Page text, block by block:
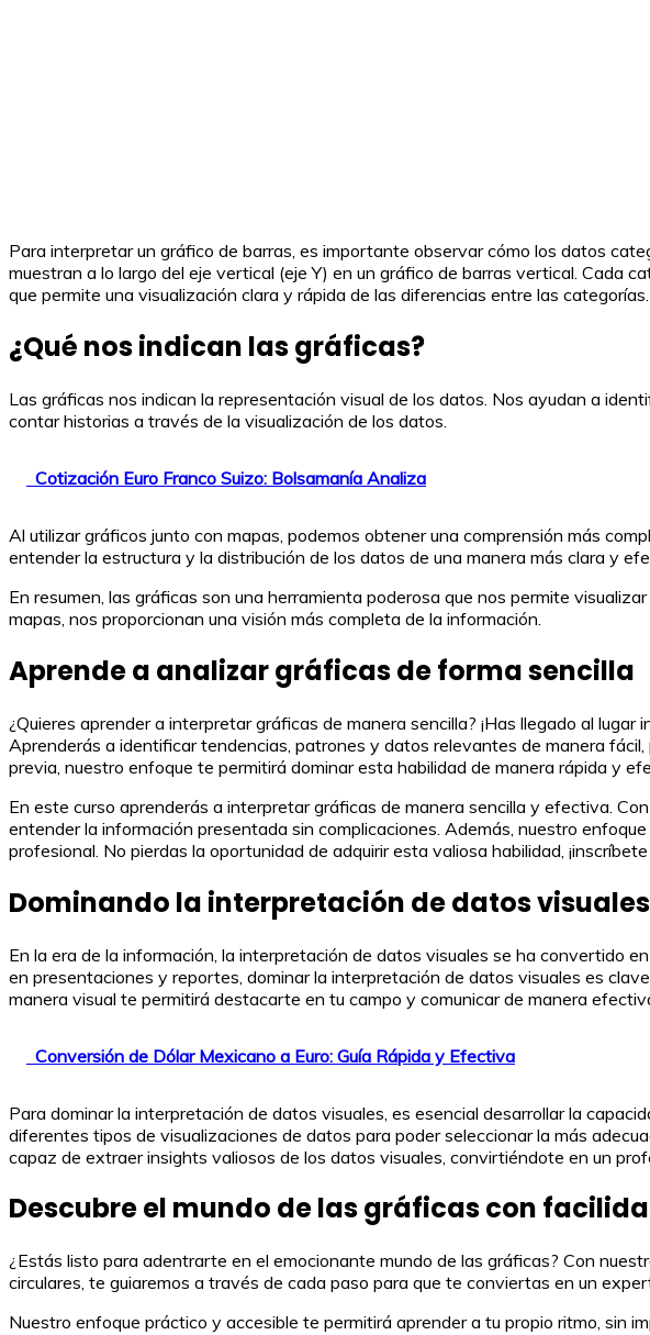
Para interpretar un gráfico de barras, es importante observar cómo los datos
muestran a lo largo del eje vertical (eje Y) en un gráfico de barras vertical. Cada
que permite una visualización clara y rápida de las diferencias entre las categorías.
¿Qué nos indican las gráficas?
Las gráficas nos indican la representación visual de los datos. Nos ayudan a
contar historias a través de la visualización de los datos.
Cotización Euro Franco Suizo: Bolsamanía Analiza
Al utilizar gráficos junto con mapas, podemos obtener una comprensión más
entender la estructura y la distribución de los datos de una manera más clara y
En resumen, las gráficas son una herramienta poderosa que nos permite
mapas, nos proporcionan una visión más completa de la información.
Aprende a analizar gráficas de forma sencilla
¿Quieres aprender a interpretar gráficas de manera sencilla? ¡Has llegado al
Aprenderás a identificar tendencias, patrones y datos relevantes de manera
previa, nuestro enfoque te permitirá dominar esta habilidad de manera rápida y
En este curso aprenderás a interpretar gráficas de manera sencilla y efectiva.
entender la información presentada sin complicaciones. Además, nuestro
profesional. No pierdas la oportunidad de adquirir esta valiosa habilidad,
Dominando la interpretación de datos visuales
En la era de la información, la interpretación de datos visuales se ha convertido
en presentaciones y reportes, dominar la interpretación de datos visuales es
manera visual te permitirá destacarte en tu campo y comunicar de manera
Conversión de Dólar Mexicano a Euro: Guía Rápida y Efectiva
Para dominar la interpretación de datos visuales, es esencial desarrollar la
diferentes tipos de visualizaciones de datos para poder seleccionar la más
capaz de extraer insights valiosos de los datos visuales, convirtiéndote en un
Descubre el mundo de las gráficas con
¿Estás listo para adentrarte en el emocionante mundo de las gráficas? Con
circulares, te guiaremos a través de cada paso para que te conviertas en un
Nuestro enfoque práctico y accesible te permitirá aprender a tu propio ritmo, sin